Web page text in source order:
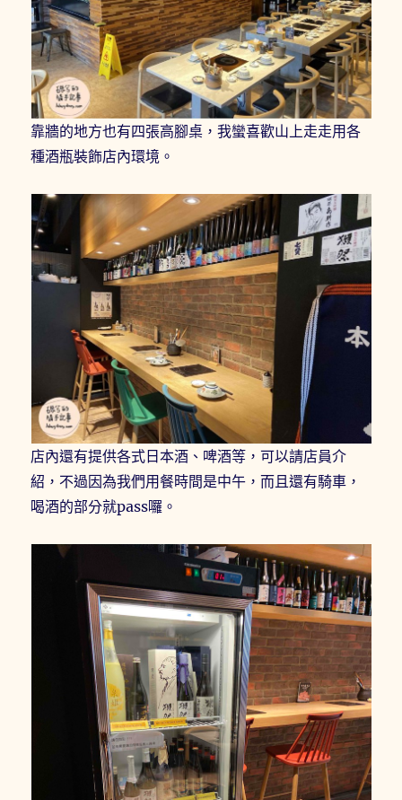
靠牆的地方也有四張高腳桌，我蠻喜歡山上走走用各
種酒瓶裝飾店內環境。
店內還有提供各式日本酒、啤酒等，可以請店員介
紹，不過因為我們用餐時間是中午，而且還有騎車，
喝酒的部分就pass囉。